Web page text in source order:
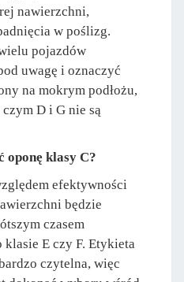
nawierzchni,
w poślizg.
pojazdów
uwagę i oznaczyć
na mokrym podłożu,
D i G nie są
oponę klasy C?
efektywności
będzie
czasem
klasie E czy F. Etykieta
czytelna, więc